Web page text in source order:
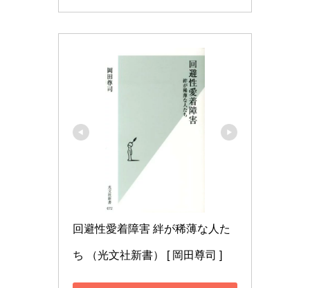
回避性愛着障害 絆が稀薄な人た
ち （光文社新書） [ 岡田尊司 ]